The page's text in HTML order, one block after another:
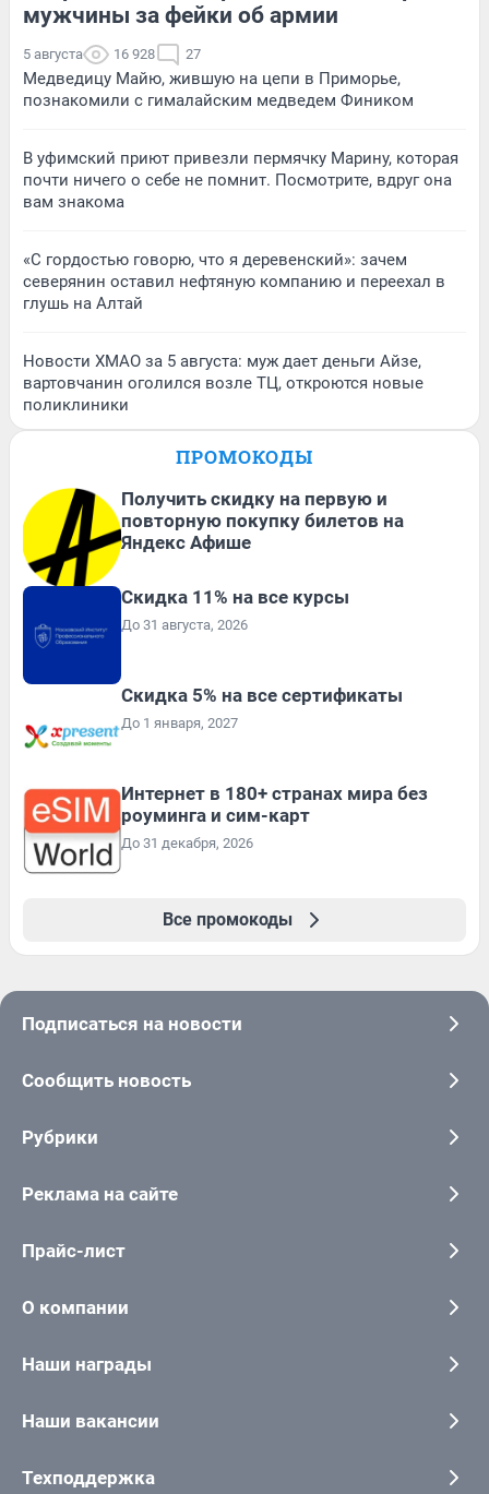
мужчины за фейки об армии
5 августа 16 928 27
Медведицу Майю, жившую на цепи в Приморье,
познакомили с гималайским медведем Фиником
В уфимский приют привезли пермячку Марину, которая
почти ничего о себе не помнит. Посмотрите, вдруг она
вам знакома
«С гордостью говорю, что я деревенский»: зачем
северянин оставил нефтяную компанию и переехал в
глушь на Алтай
Новости ХМАО за 5 августа: муж дает деньги Айзе,
вартовчанин оголился возле ТЦ, откроются новые
поликлиники
ПРОМОКОДЫ
Получить скидку на первую и
повторную покупку билетов на
Яндекс Афише
Скидка 11% на все курсы
До 31 августа, 2026
Скидка 5% на все сертификаты
До 1 января, 2027
Интернет в 180+ странах мира без
роуминга и сим-карт
До 31 декабря, 2026
Все промокоды
Подписаться на новости
Сообщить новость
Рубрики
Реклама на сайте
Прайс-лист
О компании
Наши награды
Наши вакансии
Техподдержка